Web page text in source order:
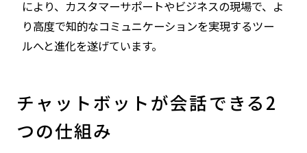
により、カスタマーサポートやビジネスの現場で、よ
り高度で知的なコミュニケーションを実現するツー
ルへと進化を遂げています。
チャットボットが会話できる2
つの仕組み